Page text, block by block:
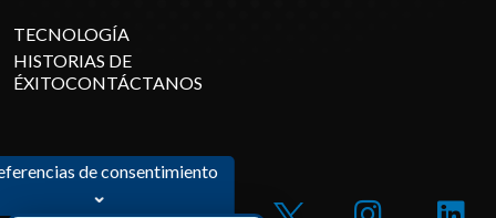
TECNOLOGÍA
HISTORIAS DE
ÉXITOCONTÁCTANOS
de consentimiento